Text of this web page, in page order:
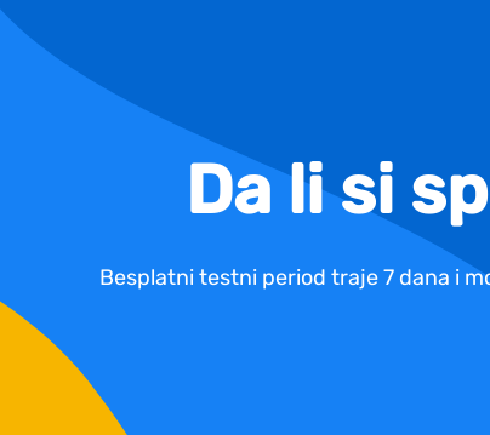
Da li si
Besplatni testni period traje 7 dana i